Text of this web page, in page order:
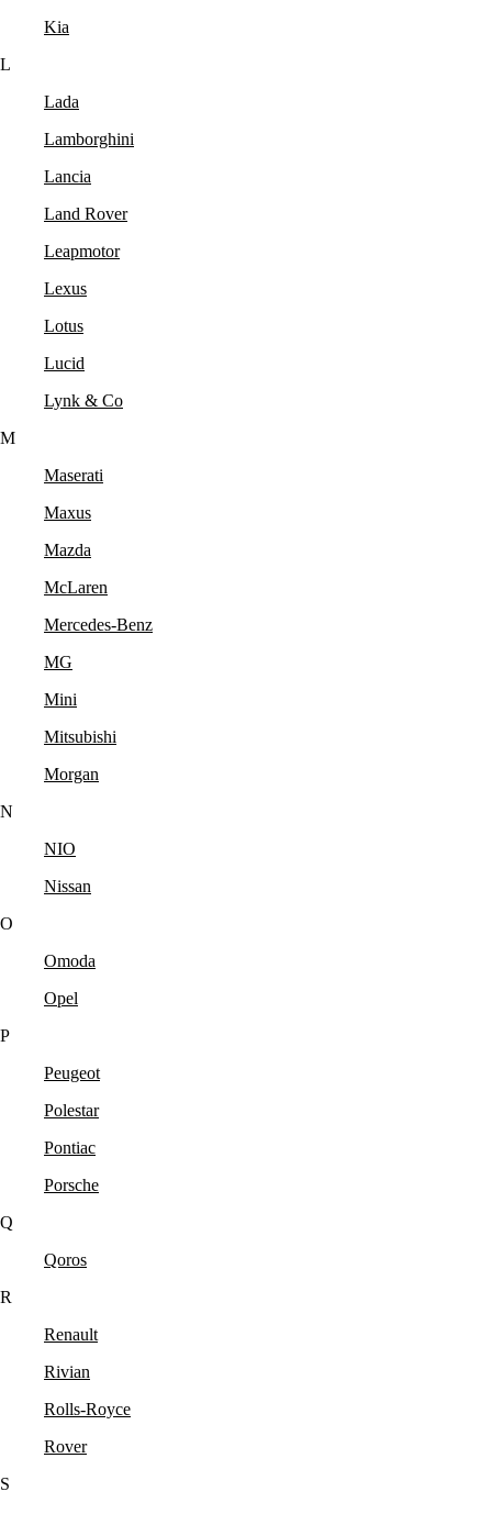
Kia
L
Lada
Lamborghini
Lancia
Land Rover
Leapmotor
Lexus
Lotus
Lucid
Lynk & Co
M
Maserati
Maxus
Mazda
McLaren
Mercedes-Benz
MG
Mini
Mitsubishi
Morgan
N
NIO
Nissan
O
Omoda
Opel
P
Peugeot
Polestar
Pontiac
Porsche
Q
Qoros
R
Renault
Rivian
Rolls-Royce
Rover
S